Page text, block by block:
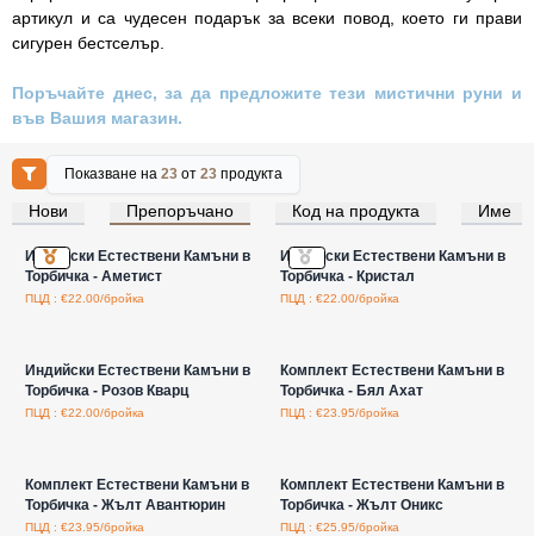
артикул и са чудесен подарък за всеки повод, което ги прави
сигурен бестселър.
Поръчайте днес, за да предложите тези мистични руни и
във Вашия магазин.
Показване на23 от23 продукта
Нови Препоръчано Код на продукта Име
Влезте за цени на едро
Индийски Естествени Камъни в
Торбичка - Аметист
ПЦД : €22.00/бройка
Влезте за цени на едро
Индийски Естествени Камъни в
Торбичка - Кристал
ПЦД : €22.00/бройка
Индийски Естествени Камъни в
Торбичка - Розов Кварц
ПЦД : €22.00/бройка
Комплект Естествени Камъни в
Торбичка - Бял Ахат
ПЦД : €23.95/бройка
Комплект Естествени Камъни в
Торбичка - Жълт Авантюрин
ПЦД : €23.95/бройка
Комплект Естествени Камъни в
Торбичка - Жълт Оникс
ПЦД : €25.95/бройка